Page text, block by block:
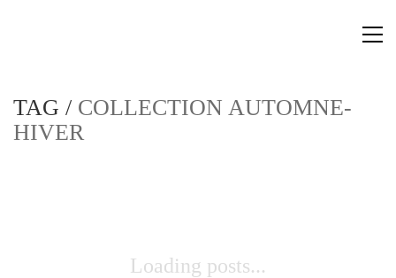
TAG / COLLECTION AUTOMNE-
HIVER
Loading posts...